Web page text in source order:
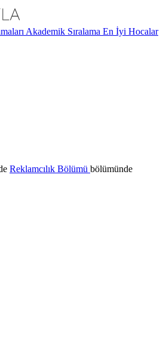
Akademik Sıralama En İyi Hocalar
Reklamcılık Bölümü bölümünde